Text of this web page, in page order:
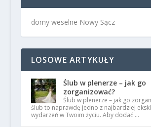
domy weselne Nowy Sącz
LOSOWE ARTYKUŁY
Ślub w plenerze – jak go
zorganizować?
Ślub w plenerze – jak go
ślub to naprawdę jedno z najbardziej
wydarzeń w Twoim życiu. Aby dodać …